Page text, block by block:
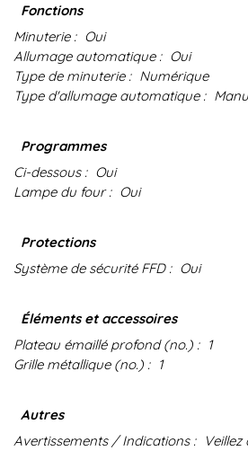
Fonctions
Minuterie : Oui
Allumage automatique : Oui
Type de minuterie : Numérique
Type d'allumage automatique :
Programmes
Ci-dessous : Oui
Lampe du four : Oui
Protections
Système de sécurité FFD : Oui
Éléments et accessoires
Plateau émaillé profond (no.) : 1
Grille métallique (no.) : 1
Autres
Avertissements / Indications :